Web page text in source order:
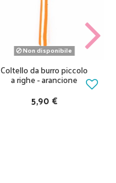
Non disponibile
Coltello da burro piccolo
a righe - arancione
5,90 €